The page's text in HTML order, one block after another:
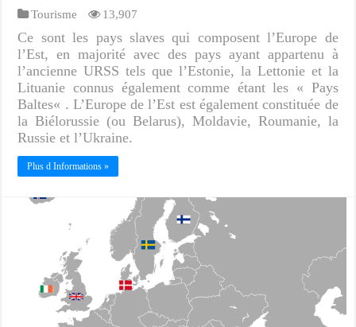
Tourisme 13,907
Ce sont les pays slaves qui composent l’Europe de
l’Est, en majorité avec des pays ayant appartenu à
l’ancienne URSS tels que l’Estonie, la Lettonie et la
Lituanie connus également comme étant les « Pays
Baltes« . L’Europe de l’Est est également constituée de
la Biélorussie (ou Belarus), Moldavie, Roumanie, la
Russie et l’Ukraine.
Plus d Informations »